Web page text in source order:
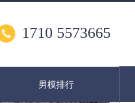
1710 5573665
男模排行